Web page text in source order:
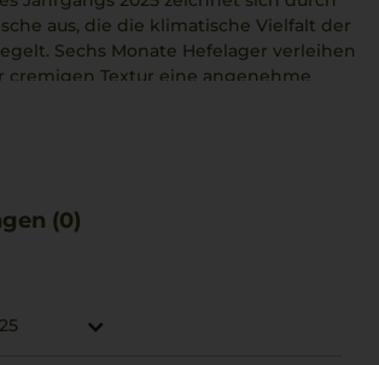
aus, die die klimatische Vielfalt der
Sechs Monate Hefelager verleihen
cremigen Textur eine angenehme
auf besondere Weise.
(0)